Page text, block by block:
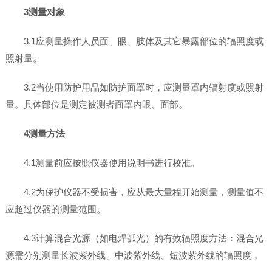
3测量对象
3.1应测量操作人员面、眼、肢体及其它暴露部位的辐照度或
照射量。
3.2当使用防护用品如防护面罩时，应测量罩内辐射度或照射
量。具体部位是测定被测者面罩内眼、面部。
4测量方法
4.1测量前应按照仪器使用说明书进行校准。
4.2为保护仪器不受损害，应从最大量程开始测量，测量值不
应超过仪器的测量范围。
4.3计算混合光源（如电焊弧光）的有效辐照度方法：混合光
源需分别测量长波紫外线、中波紫外线、短波紫外线的辐照度，